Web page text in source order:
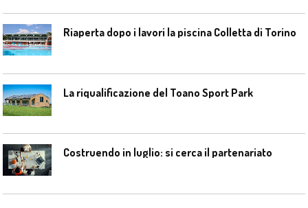
Riaperta dopo i lavori la piscina Colletta di Torino
La riqualificazione del Toano Sport Park
Costruendo in luglio: si cerca il partenariato